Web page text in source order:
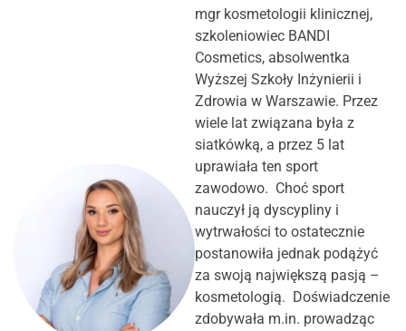
mgr kosmetologii klinicznej,
szkoleniowiec BANDI
Cosmetics, absolwentka
Wyższej Szkoły Inżynierii i
Zdrowia w Warszawie. Przez
wiele lat związana była z
siatkówką, a przez 5 lat
uprawiała ten sport
zawodowo. Choć sport
nauczył ją dyscypliny i
wytrwałości to ostatecznie
postanowiła jednak podążyć
za swoją największą pasją –
kosmetologią. Doświadczenie
zdobywała m.in. prowadząc